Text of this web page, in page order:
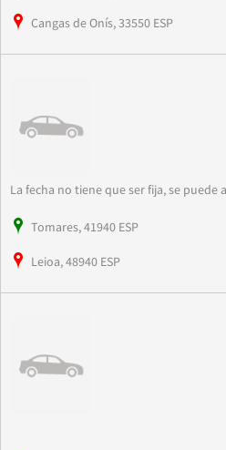
Cangas de Onís, 33550 ESP
La fecha no tiene que ser fija, se puede
Tomares, 41940 ESP
Leioa, 48940 ESP